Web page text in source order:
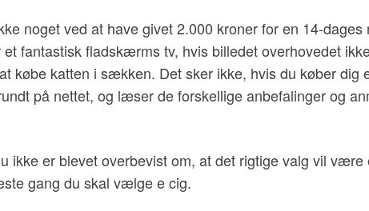
noget ved at have givet 2.000 kroner for en 14-
fantastisk fladskærms tv, hvis billedet overhovedet
købe katten i sækken. Det sker ikke, hvis du køber dig
på nettet, og læser de forskellige anbefalinger og
ikke er blevet overbevist om, at det rigtige valg vil
gang du skal vælge e cig.